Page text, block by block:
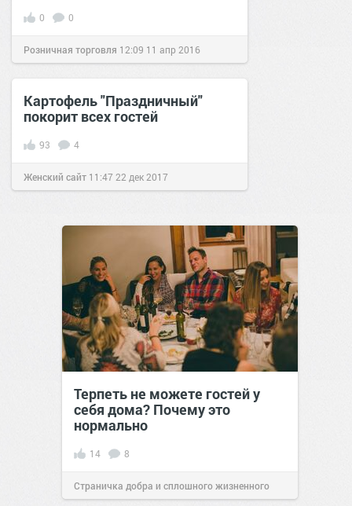
0 0
Розничная торговля 12:09 11 апр 2016
Картофель "Праздничный"
покорит всех гостей
93 4
Женский сайт 11:47 22 дек 2017
Терпеть не можете гостей у
себя дома? Почему это
нормально
14 8
Страничка добра и сплошного жизненного